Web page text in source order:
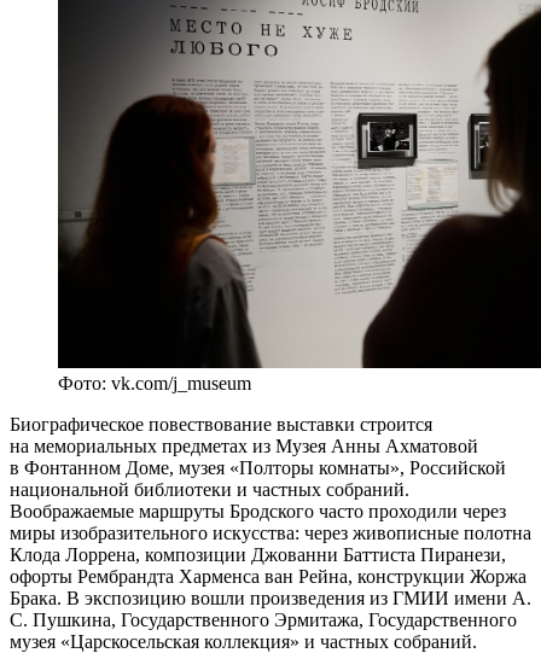
Фото: vk.com/j_museum
Биографическое повествование выставки строится
на мемориальных предметах из Музея Анны Ахматовой
в Фонтанном Доме, музея «Полторы комнаты», Российской
национальной библиотеки и частных собраний.
Воображаемые маршруты Бродского часто проходили через
миры изобразительного искусства: через живописные полотна
Клода Лоррена, композиции Джованни Баттиста Пиранези,
офорты Рембрандта Харменса ван Рейна, конструкции Жоржа
Брака. В экспозицию вошли произведения из ГМИИ имени А.
С. Пушкина, Государственного Эрмитажа, Государственного
музея «Царскосельская коллекция» и частных собраний.